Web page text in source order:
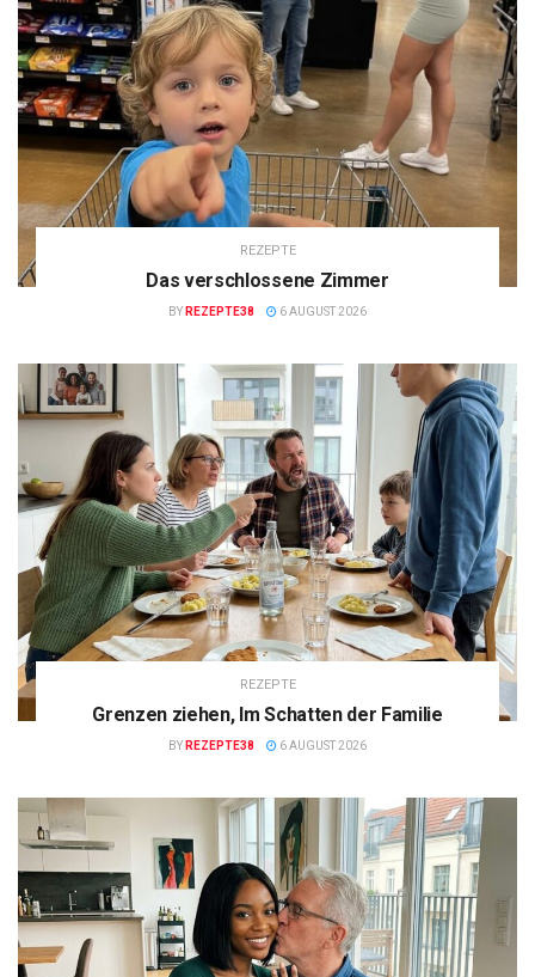
REZEPTE
Das verschlossene Zimmer
BY REZEPTE38 6 AUGUST 2026
REZEPTE
Grenzen ziehen, Im Schatten der Familie
BY REZEPTE38 6 AUGUST 2026